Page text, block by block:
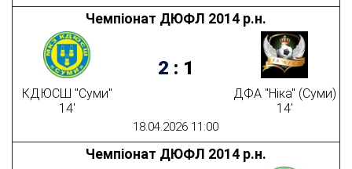
18.04.2026 11:00
Чемпіонат ДЮФЛ 2014 р.н.
КДЮСШ "Суми"
14'
2 : 1
ДФА "Ніка" (Суми)
14'
Чемпіонат ДЮФЛ 2014 р.н.